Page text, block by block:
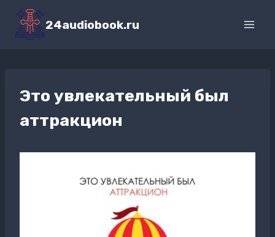
Перейти
содержимому
24audiobook.ru
Это увлекательный был
аттракцион